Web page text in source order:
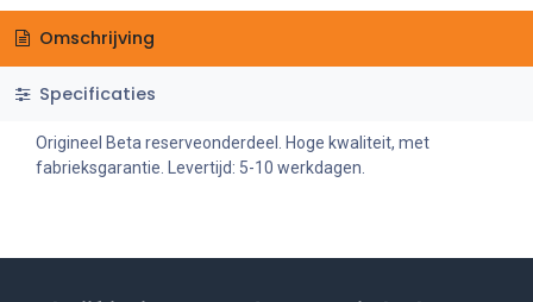
Omschrijving
Specificaties
Origineel Beta reserveonderdeel. Hoge kwaliteit, met
fabrieksgarantie. Levertijd: 5-10 werkdagen.